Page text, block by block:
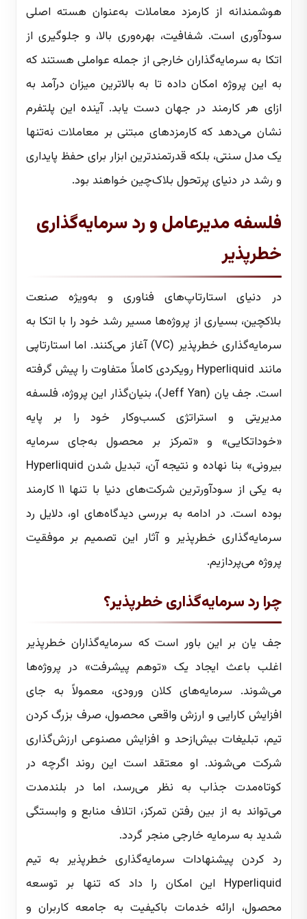
هوشمندانه از کارمزد معاملات به‌عنوان هسته اصلی
سودآوری است. شفافیت، بهره‌وری بالا، و جلوگیری از
اتکا به سرمایه‌گذاران خارجی از جمله عواملی هستند که
به این پروژه امکان داده تا به بالاترین میزان درآمد به
ازای هر کارمند در جهان دست یابد. آینده این پلتفرم
نشان می‌دهد که کارمزدهای مبتنی بر معاملات نه‌تنها
یک مدل سنتی، بلکه قدرتمندترین ابزار برای حفظ پایداری
و رشد در دنیای پرتحول بلاک‌چین خواهند بود.
فلسفه مدیرعامل و رد سرمایه‌گذاری
خطرپذیر
در دنیای استارتاپ‌های فناوری و به‌ویژه صنعت
بلاکچین، بسیاری از پروژه‌ها مسیر رشد خود را با اتکا به
سرمایه‌گذاری خطرپذیر (VC) آغاز می‌کنند. اما استارتاپی
مانند Hyperliquid رویکردی کاملاً متفاوت را پیش گرفته
است. جف یان (Jeff Yan)، بنیان‌گذار این پروژه، فلسفه
مدیریتی و استراتژی کسب‌وکار خود را بر پایه
«خوداتکایی» و «تمرکز بر محصول به‌جای سرمایه
بیرونی» بنا نهاده و نتیجه آن، تبدیل شدن Hyperliquid
به یکی از سودآورترین شرکت‌های دنیا با تنها ۱۱ کارمند
بوده است. در ادامه به بررسی دیدگاه‌های او، دلایل رد
سرمایه‌گذاری خطرپذیر و آثار این تصمیم بر موفقیت
پروژه می‌پردازیم.
چرا رد سرمایه‌گذاری خطرپذیر؟
جف یان بر این باور است که سرمایه‌گذاران خطرپذیر
اغلب باعث ایجاد یک «توهم پیشرفت» در پروژه‌ها
می‌شوند. سرمایه‌های کلان ورودی، معمولاً به جای
افزایش کارایی و ارزش واقعی محصول، صرف بزرگ کردن
تیم، تبلیغات بیش‌ازحد و افزایش مصنوعی ارزش‌گذاری
شرکت می‌شوند. او معتقد است این روند اگرچه در
کوتاه‌مدت جذاب به نظر می‌رسد، اما در بلندمدت
می‌تواند به از بین رفتن تمرکز، اتلاف منابع و وابستگی
شدید به سرمایه خارجی منجر گردد.
رد کردن پیشنهادات سرمایه‌گذاری خطرپذیر به تیم
Hyperliquid این امکان را داد که تنها بر توسعه
محصول، ارائه خدمات باکیفیت به جامعه کاربران و